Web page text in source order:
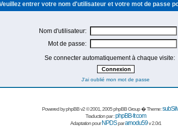
entrer votre nom d'utilisateur et votre mot de passe
Nom d'utilisateur:
Mot de passe:
Se connecter automatiquement à chaque visite:
J'ai oublié mon mot de passe
Powered byphpBBv2 © 2001, 2005 phpBB Group � Theme:
Traduction par :phpBB-fr.com
Adaptation pourNPDSpararnodu59v 2.0r1